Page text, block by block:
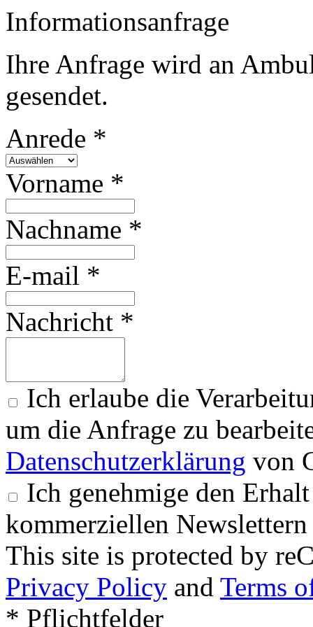
Informationsanfrage
Ihre Anfrage wird an
gesendet.
Anrede *
Vorname *
Nachname *
E-mail *
Nachricht *
Ich erlaube die
um die Anfrage zu
Datenschutzerklärung von
Ich genehmige den
kommerziellen
This site is protected by
Privacy Policy and Terms
* Pflichtfelder